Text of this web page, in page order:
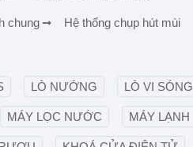
chung Hệ thống chụp hút mùi
LÒ NƯỚNG LÒ VI SÓNG
MÁY LỌC NƯỚC MÁY LẠNH